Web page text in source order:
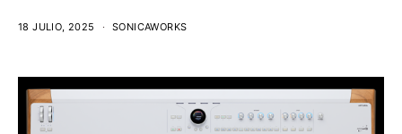
18 JULIO, 2025 SONICAWORKS